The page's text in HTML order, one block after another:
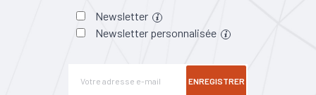
Newsletter
Newsletter personnalisée
ENREGISTRER